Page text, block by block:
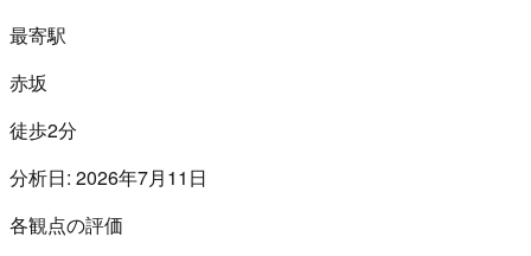
最寄駅
赤坂
徒歩2分
分析日: 2026年7月11日
各観点の評価